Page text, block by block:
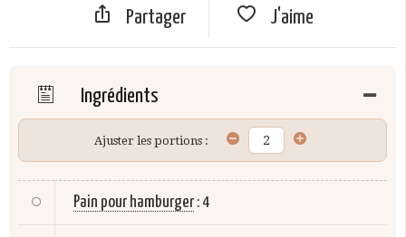
Partager J'aime
Ingrédients
Ajuster les portions :
Pain pour hamburger : 4